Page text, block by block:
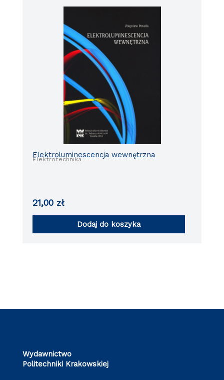
Elektrotechnika
Elektroluminescencja wewnętrzna
21,00 zł
Dodaj do koszyka
Wydawnictwo
Politechniki Krakowskiej